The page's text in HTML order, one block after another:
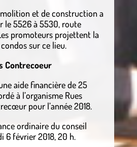
et de construction a
le 5526 à 5530, route
promoteurs projettent la
sur ce lieu.
Contrecoeur
aide financière de 25
à l’organisme Rues
pour l’année 2018.
ordinaire du conseil
6 février 2018, 20 h.